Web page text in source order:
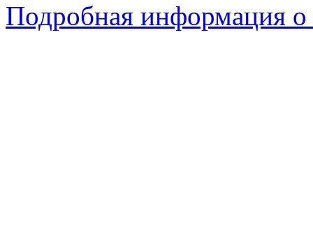
Подробная информация